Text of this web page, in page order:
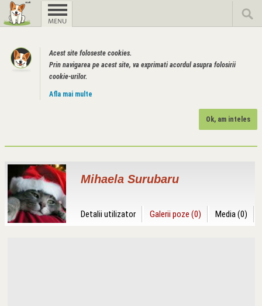
Acest site foloseste cookies.
Prin navigarea pe acest site, va exprimati acordul asupra folosirii
cookie-urilor.
Afla mai multe
Ok, am inteles
Mihaela Surubaru
Detalii utilizator Galerii poze (0) Media (0)